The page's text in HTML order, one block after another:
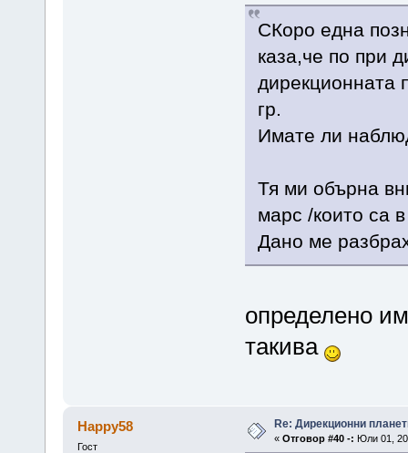
СКоро една
каза,че по при
дирекционната
гр.
Имате ли
Тя ми обърна
марс /които са
Дано ме
определено
такива
Happy58
Гост
Re: Дирекционни
« Отговор #40 -: Юли 01,